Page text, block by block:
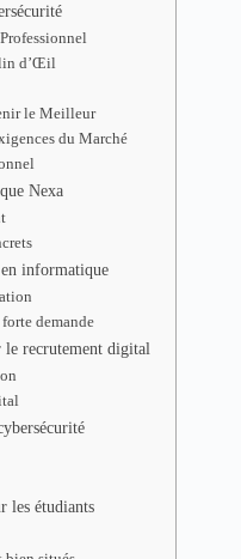
d’Œil
le Meilleur
du Marché
Nexa
en informatique
demande
le recrutement digital
les étudiants